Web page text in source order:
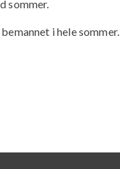
sommer.
i hele sommer.